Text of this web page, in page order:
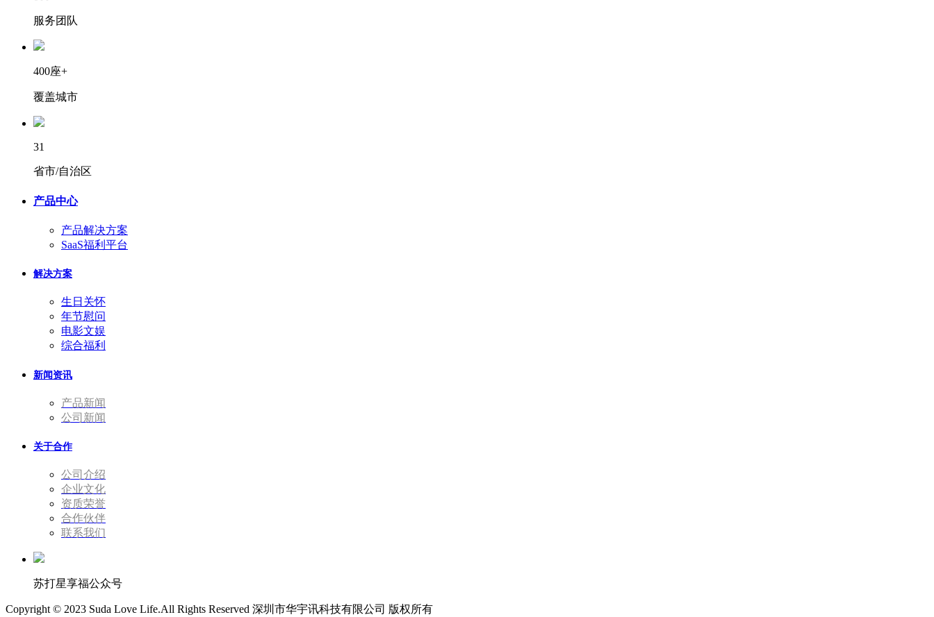
服务团队
400座+
覆盖城市
31
省市/自治区
产品中心
产品解决方案
SaaS福利平台
解决方案
生日关怀
年节慰问
电影文娱
综合福利
新闻资讯
产品新闻
公司新闻
关于合作
公司介绍
企业文化
资质荣誉
合作伙伴
联系我们
苏打星享福公众号
Copyright © 2023 Suda Love Life.All Rights Reserved 深圳市华宇讯科技有限公司 版权所有